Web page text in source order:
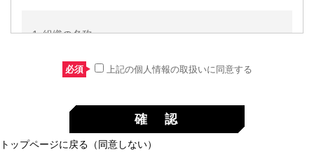
組織の名称
管理者:個人情報保護管理者 個人情報窓口担当
連絡先:info@uqo.jp
必須 上記の個人情報の取扱いに同意する
確 認
トップページに戻る（同意しない）